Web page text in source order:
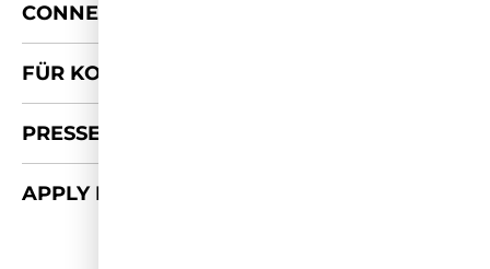
CONNECT
FÜR KOOPERATIONEN
PRESSE-KIT
APPLY FOR 2026/27